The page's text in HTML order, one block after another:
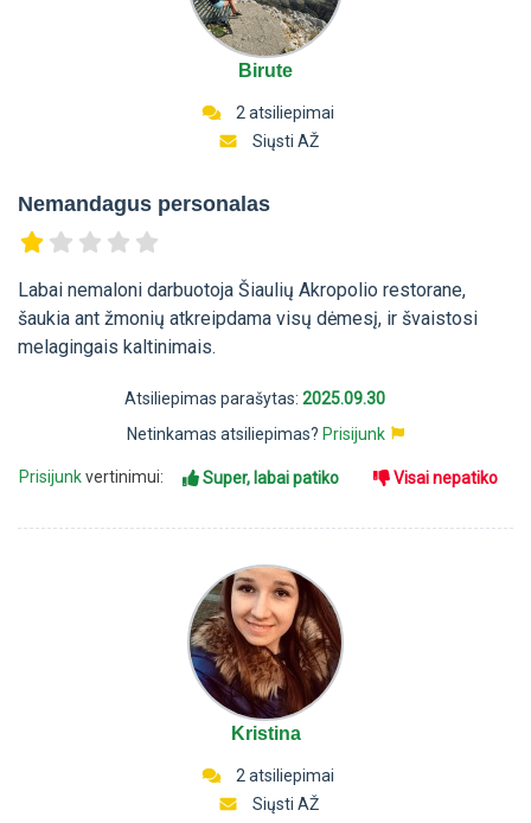
Birute
2 atsiliepimai
Siųsti AŽ
Nemandagus personalas
Labai nemaloni darbuotoja Šiaulių Akropolio restorane,
šaukia ant žmonių atkreipdama visų dėmesį, ir švaistosi
melagingais kaltinimais.
Atsiliepimas parašytas: 2025.09.30
Netinkamas atsiliepimas? Prisijunk
Prisijunkvertinimui: Super, labai patiko Visai nepatiko
Kristina
2 atsiliepimai
Siųsti AŽ